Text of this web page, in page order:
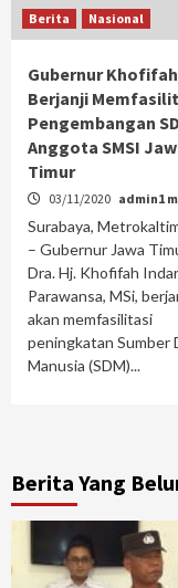
Berita Nasional
Gubernur Khofifah
Berjanji
Pengembangan
Anggota SMSI
Timur
03/11/2020 admin1
Surabaya,
– Gubernur Jawa
Dra. Hj. Khofifah Indar
Parawansa, MSi,
akan memfasilitasi
peningkatan Sumber
Manusia (SDM)...
Berita Yang